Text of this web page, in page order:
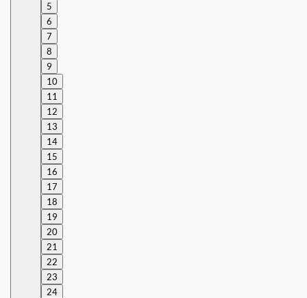
5
6
7
8
9
10
11
12
13
14
15
16
17
18
19
20
21
22
23
24